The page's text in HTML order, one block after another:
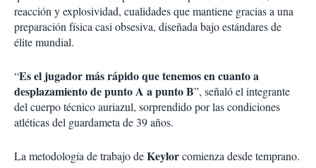
reacción y explosividad, cualidades que mantiene gracias a una
preparación física casi obsesiva, diseñada bajo estándares de
élite mundial.
“Es el jugador más rápido que tenemos en cuanto a
desplazamiento de punto A a punto B”, señaló el integrante
del cuerpo técnico auriazul, sorprendido por las condiciones
atléticas del guardameta de 39 años.
La metodología de trabajo deKeylorcomienza desde temprano.